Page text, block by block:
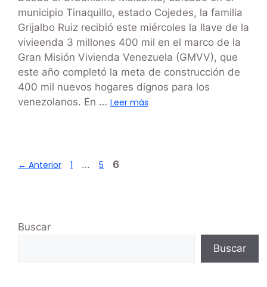
municipio Tinaquillo, estado Cojedes, la familia
Grijalbo Ruiz recibió este miércoles la llave de la
vivieenda 3 millones 400 mil en el marco de la
Gran Misión Vivienda Venezuela (GMVV), que
este año completó la meta de construcción de
400 mil nuevos hogares dignos para los
venezolanos. En … Leer más
← Anterior 1 … 5 6
Buscar
Buscar